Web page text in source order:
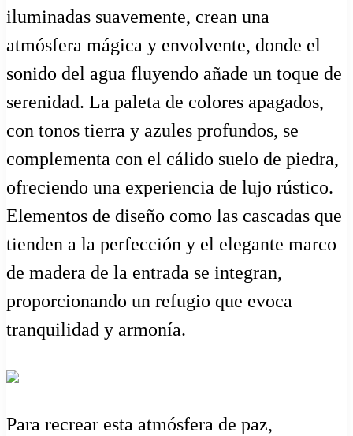
iluminadas suavemente, crean una
atmósfera mágica y envolvente, donde el
sonido del agua fluyendo añade un toque de
serenidad. La paleta de colores apagados,
con tonos tierra y azules profundos, se
complementa con el cálido suelo de piedra,
ofreciendo una experiencia de lujo rústico.
Elementos de diseño como las cascadas que
tienden a la perfección y el elegante marco
de madera de la entrada se integran,
proporcionando un refugio que evoca
tranquilidad y armonía.
Para recrear esta atmósfera de paz,